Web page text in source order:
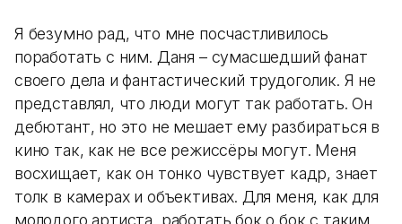
Я безумно рад, что мне посчастливилось
поработать с ним. Даня – сумасшедший фанат
своего дела и фантастический трудоголик. Я не
представлял, что люди могут так работать. Он
дебютант, но это не мешает ему разбираться в
кино так, как не все режиссёры могут. Меня
восхищает, как он тонко чувствует кадр, знает
толк в камерах и объективах. Для меня, как для